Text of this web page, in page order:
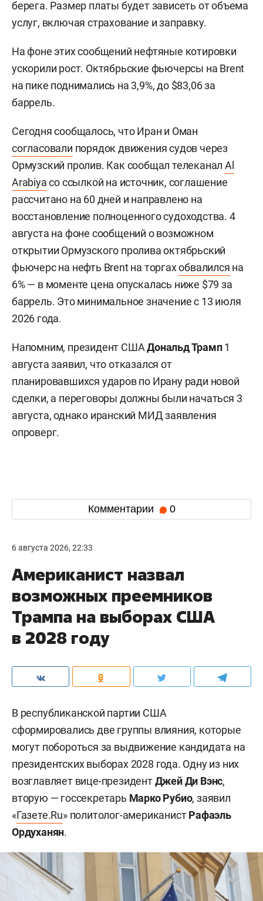
берега. Размер платы будет зависеть от объема
услуг, включая страхование и заправку.
На фоне этих сообщений нефтяные котировки
ускорили рост. Октябрьские фьючерсы на Brent
на пике поднимались на 3,9%, до $83,06 за
баррель.
Сегодня сообщалось, что Иран и Оман
согласовали порядок движения судов через
Ормузский пролив. Как сообщал телеканал Al
Arabiyaсо ссылкой на источник, соглашение
рассчитано на 60 дней и направлено на
восстановление полноценного судоходства. 4
августа на фоне сообщений о возможном
открытии Ормузского пролива октябрьский
фьючерс на нефть Brent на торгахобвалился на
6% — в моменте цена опускалась ниже $79 за
баррель. Это минимальное значение с 13 июля
2026 года.
Напомним, президент СШАДональд Трамп1
августа заявил, что отказался от
планировавшихся ударов по Ирану ради новой
сделки, а переговоры должны были начаться 3
августа, однако иранский МИД заявления
опроверг.
Комментарии 0
6 августа 2026, 22:33
Американист назвал
возможных преемников
Трампа на выборах США
в 2028 году
В республиканской партии США
сформировались две группы влияния, которые
могут побороться за выдвижение кандидата на
президентских выборах 2028 года. Одну из них
возглавляет вице-президентДжей Ди Вэнс,
вторую — госсекретарь Марко Рубио, заявил
«Газете.Ru» политолог-американистРафаэль
Ордуханян.